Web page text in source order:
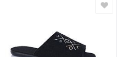
производитель:
Турция
Бренд: Gurtee